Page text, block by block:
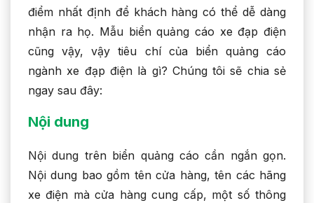
điểm nhất định để khách hàng có thể dễ dàng
nhận ra họ. Mẫu biển quảng cáo xe đạp điện
cũng vậy, vậy tiêu chí của biển quảng cáo
ngành xe đạp điện là gì? Chúng tôi sẽ chia sẻ
ngay sau đây:
Nội dung
Nội dung trên biển quảng cáo cần ngắn gọn.
Nội dung bao gồm tên cửa hàng, tên các hãng
xe điện mà cửa hàng cung cấp, một số thông